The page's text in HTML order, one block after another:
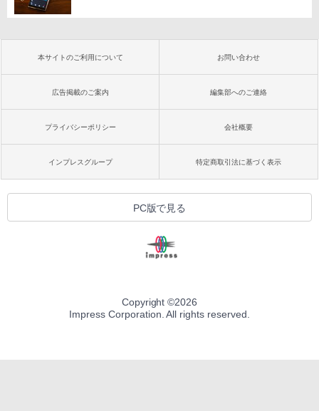
本サイトのご利用について お問い合わせ
広告掲載のご案内 編集部へのご連絡
プライバシーポリシー 会社概要
インプレスグループ 特定商取引法に基づく表示
PC版で見る
Copyright ©2026
Impress Corporation. All rights reserved.